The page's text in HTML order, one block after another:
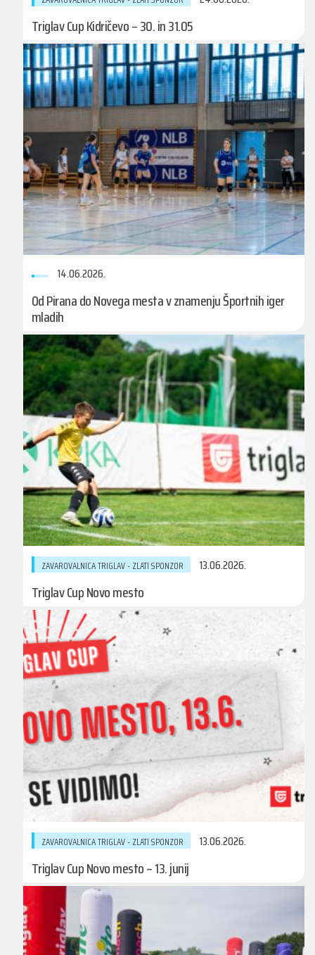
Triglav Cup Kidričevo – 30. in 31.05
14.06.2026.
Od Pirana do Novega mesta v znamenju Športnih iger
mladih
ZAVAROVALNICA TRIGLAV - ZLATI SPONZOR 13.06.2026.
Triglav Cup Novo mesto
ZAVAROVALNICA TRIGLAV - ZLATI SPONZOR 13.06.2026.
Triglav Cup Novo mesto – 13. junij